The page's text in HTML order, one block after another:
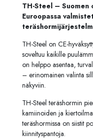
TH-Steel – Suomen
Euroopassa
TH-Steel on CE-
soveltuu kaikille
on helppo asentaa,
– erinomainen valinta
näkyviin.
TH-Steel teräshormin
kamiinoiden ja
teräshormissa on siistit
kiinnityspantoja.